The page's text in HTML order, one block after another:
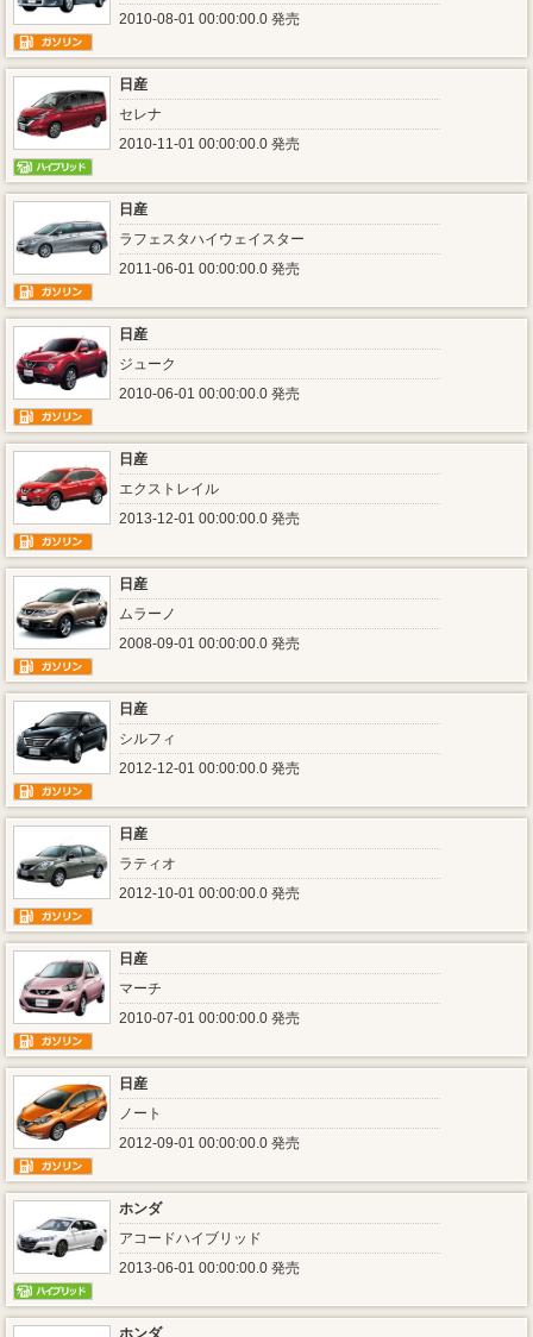
2010-08-01 00:00:00.0 発売
日産
セレナ
2010-11-01 00:00:00.0 発売
日産
ラフェスタハイウェイスター
2011-06-01 00:00:00.0 発売
日産
ジューク
2010-06-01 00:00:00.0 発売
日産
エクストレイル
2013-12-01 00:00:00.0 発売
日産
ムラーノ
2008-09-01 00:00:00.0 発売
日産
シルフィ
2012-12-01 00:00:00.0 発売
日産
ラティオ
2012-10-01 00:00:00.0 発売
日産
マーチ
2010-07-01 00:00:00.0 発売
日産
ノート
2012-09-01 00:00:00.0 発売
ホンダ
アコードハイブリッド
2013-06-01 00:00:00.0 発売
ホンダ